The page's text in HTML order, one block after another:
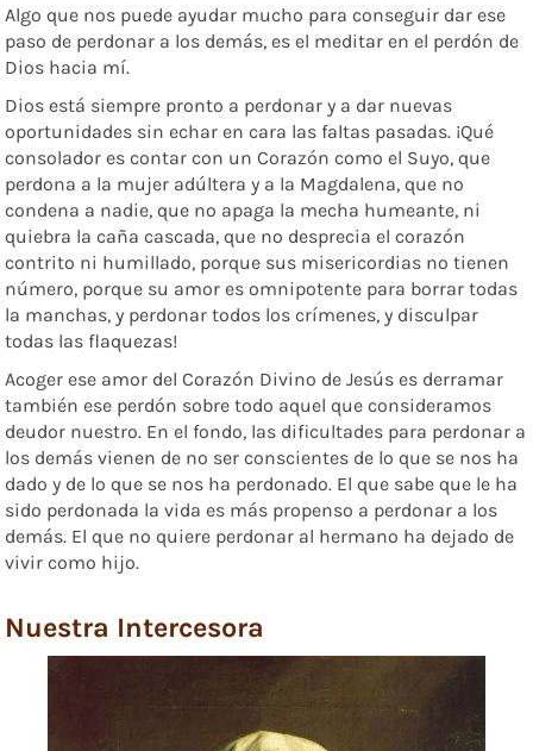
Algo que nos puede ayudar mucho para conseguir dar ese
paso de perdonar a los demás, es el meditar en el perdón de
Dios hacia mí.
Dios está siempre pronto a perdonar y a dar nuevas
oportunidades sin echar en cara las faltas pasadas. ¡Qué
consolador es contar con un Corazón como el Suyo, que
perdona a la mujer adúltera y a la Magdalena, que no
condena a nadie, que no apaga la mecha humeante, ni
quiebra la caña cascada, que no desprecia el corazón
contrito ni humillado, porque sus misericordias no tienen
número, porque su amor es omnipotente para borrar todas
la manchas, y perdonar todos los crímenes, y disculpar
todas las flaquezas!
Acoger ese amor del Corazón Divino de Jesús es derramar
también ese perdón sobre todo aquel que consideramos
deudor nuestro. En el fondo, las dificultades para perdonar a
los demás vienen de no ser conscientes de lo que se nos ha
dado y de lo que se nos ha perdonado. El que sabe que le ha
sido perdonada la vida es más propenso a perdonar a los
demás. El que no quiere perdonar al hermano ha dejado de
vivir como hijo.
Nuestra Intercesora